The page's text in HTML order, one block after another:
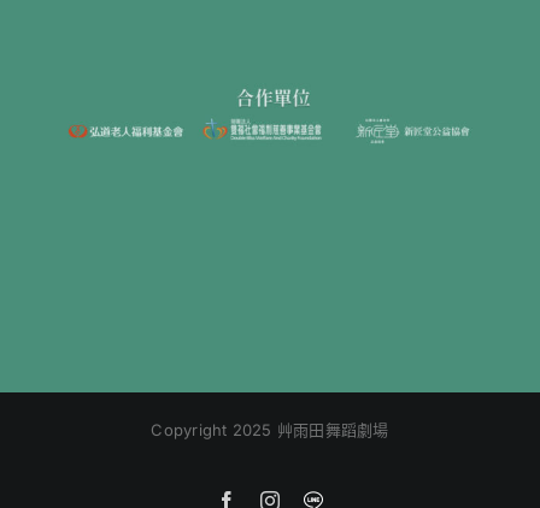
Copyright 2025 艸雨田舞蹈劇場
FacebookInstagram
Line